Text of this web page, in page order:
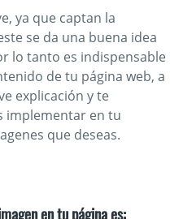
ya que captan la
se da una buena idea
lo tanto es indispensable
de tu página web, a
explicación y te
implementar en tu
que deseas.
en tu páginaes: